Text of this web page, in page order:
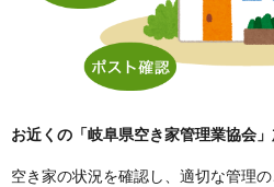
お近くの「岐阜県空き家管理業協会
空き家の状況を確認し、適切な管理の